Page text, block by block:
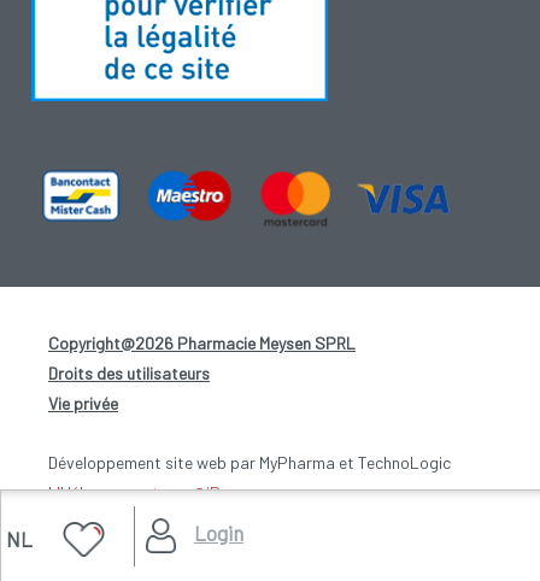
NL Login
Copyright@2026 Pharmacie Meysen SPRL
Droits des utilisateurs
Vie privée
Développement site web par MyPharma et TechnoLogic
L'Hébergement par @iPower